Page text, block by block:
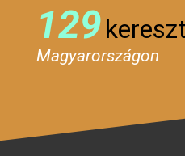
129kereszt
Magyarországon